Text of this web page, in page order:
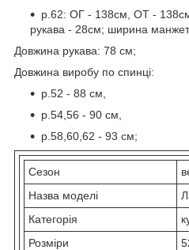
р.62: ОГ - 138см, ОТ -
рукава - 28см; ширина
Довжина рукава: 78 см;
Довжина виробу по спинці:
р.52 - 88 см,
р.54,56 - 90 см,
р.58,60,62 - 93 см;
Сезон
Назва моделі
Категорія
Розміри